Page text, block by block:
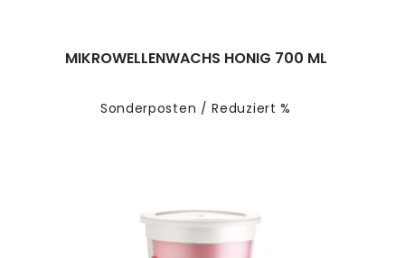
Sonderposten / Reduziert %
MIKROWELLENWACHS HONIG 700 ML